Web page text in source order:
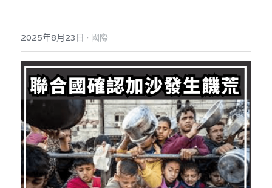
宏福苑聽證會
宏福火災正視聽
記錄．宏福苑火災
中國
國際
娛樂
反華推手你要知
反華推手懶人包
民主派騙案十式
KOL 專欄
林淑芳專欄
絕密法庭檔案
2025年8月23日 · 國際